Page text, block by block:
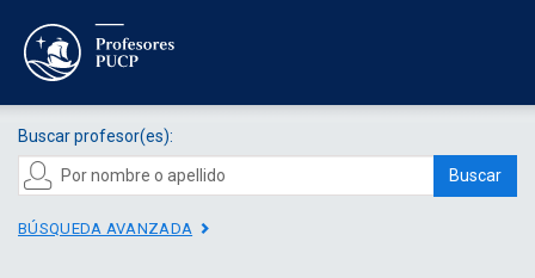
Buscar profesor(es):
Buscar
BÚSQUEDA AVANZADA